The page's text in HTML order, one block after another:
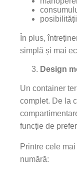
În plus,
simplă și mai
Design
Un container
complet. De la
funcție de
Printre cele
numără: